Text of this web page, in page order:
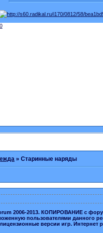
0
»Старинные наряды
2006-2013. КОПИРОВАНИЕ с
пользователями данного
версии игр.